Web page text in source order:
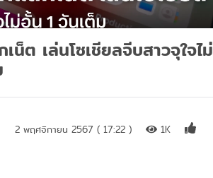
น็ต เล่นโซเชียลจีบสาวจุใจไม่
2 พฤศจิกายน 2567 ( 17:22 ) 1K